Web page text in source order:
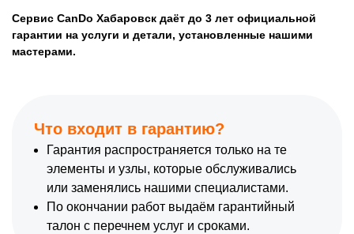
Сервис CanDo Хабаровск даёт до 3 лет официальной
гарантии на услуги и детали, установленные нашими
мастерами.
Что входит в гарантию?
Гарантия распространяется только на те
элементы и узлы, которые обслуживались
или заменялись нашими специалистами.
По окончании работ выдаём гарантийный
талон с перечнем услуг и сроками.